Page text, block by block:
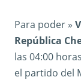
Para poder »
República
las 04:00
el partido del